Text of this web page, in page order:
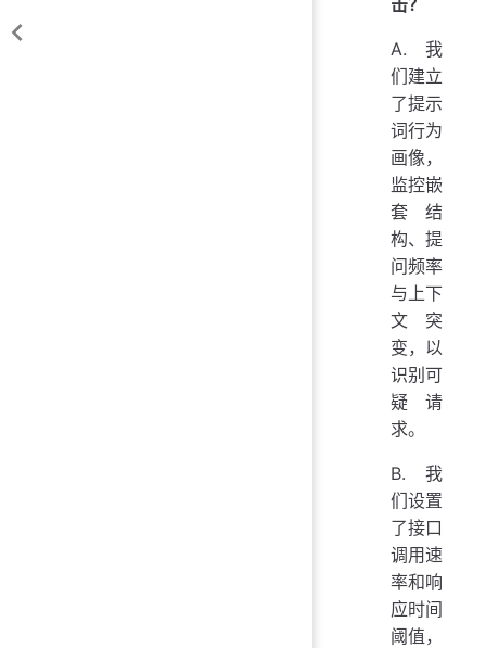
A. 我
们建立
了提示
词行为
画像，
监控嵌
套结
构、提
问频率
与上下
文突
变，以
识别可
疑请
求。
B. 我
们设置
了接口
调用速
率和响
应时间
阈值，